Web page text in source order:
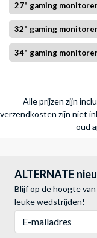
27" gaming
32" gaming
34" gaming
Alle prijzen zijn
verzendkosten zijn niet
oud
ALTERNATE
Blijf op de hoogte
leuke wedstrijden!